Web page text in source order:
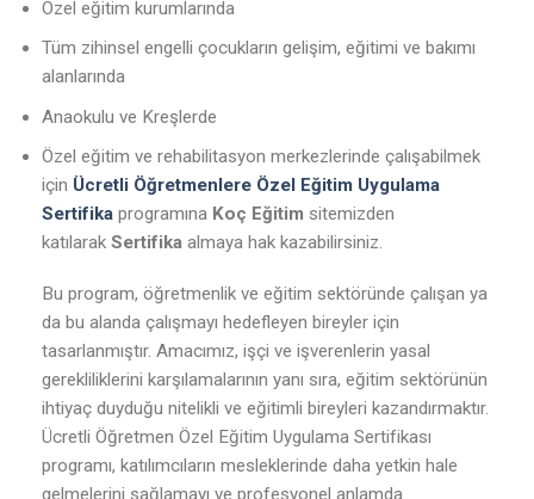
Özel eğitim kurumlarında
Tüm zihinsel engelli çocukların gelişim, eğitimi ve bakımı
alanlarında
Anaokulu ve Kreşlerde
Özel eğitim ve rehabilitasyon merkezlerinde çalışabilmek
için Ücretli Öğretmenlere Özel Eğitim Uygulama
Sertifika programına Koç Eğitim sitemizden
katılarak Sertifika almaya hak kazabilirsiniz.
Bu program, öğretmenlik ve eğitim sektöründe çalışan ya
da bu alanda çalışmayı hedefleyen bireyler için
tasarlanmıştır. Amacımız, işçi ve işverenlerin yasal
gerekliliklerini karşılamalarının yanı sıra, eğitim sektörünün
ihtiyaç duyduğu nitelikli ve eğitimli bireyleri kazandırmaktır.
Ücretli Öğretmen Özel Eğitim Uygulama Sertifikası
programı, katılımcıların mesleklerinde daha yetkin hale
gelmelerini sağlamayı ve profesyonel anlamda